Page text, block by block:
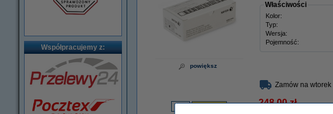
Współpracujemy z:
powiększ
Właściwości
Kolor:
Typ:
Wersja:
Pojemność:
Zamów na wtorek
248,00 zł